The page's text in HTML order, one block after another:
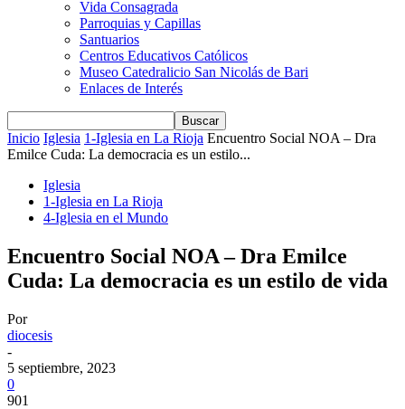
Vida Consagrada
Parroquias y Capillas
Santuarios
Centros Educativos Católicos
Museo Catedralicio San Nicolás de Bari
Enlaces de Interés
Inicio Iglesia 1-Iglesia en La Rioja Encuentro Social NOA – Dra
Emilce Cuda: La democracia es un estilo...
Iglesia
1-Iglesia en La Rioja
4-Iglesia en el Mundo
Encuentro Social NOA – Dra Emilce
Cuda: La democracia es un estilo de vida
Por
diocesis
-
5 septiembre, 2023
0
901